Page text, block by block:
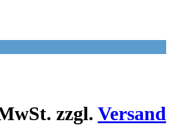
zzgl. Versand